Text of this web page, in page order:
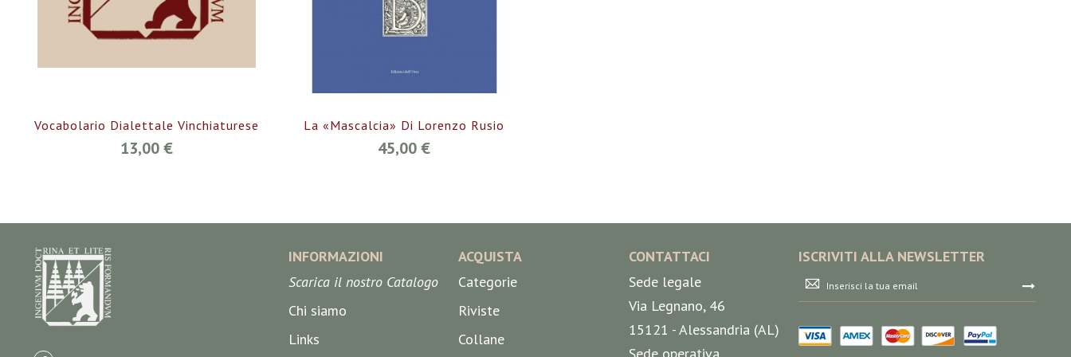
Vocabolario Dialettale Vinchiaturese
13,00 €
La «Mascalcia» Di Lorenzo Rusio
45,00 €
INFORMAZIONI
Scarica il nostro Catalogo
Chi siamo
Links
ACQUISTA
Categorie
Riviste
Collane
CONTATTACI
Sede legale
Via Legnano, 46
15121 - Alessandria (AL)
ISCRIVITI ALLA NEWSLETTER
Iscriviti
alla
nostra